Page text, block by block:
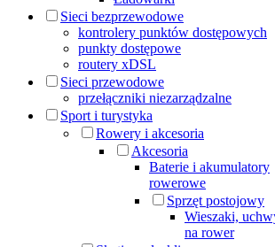
Sieci bezprzewodowe
kontrolery punktów dostępowych
punkty dostępowe
routery xDSL
Sieci przewodowe
przełączniki niezarządzalne
Sport i turystyka
Rowery i akcesoria
Akcesoria
Baterie i akumulatory
rowerowe
Sprzęt postojowy
Wieszaki,
na rower